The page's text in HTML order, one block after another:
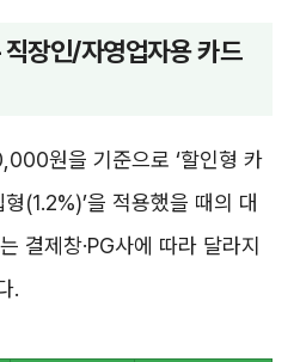
장인/자영업자용 카드
원을 기준으로 ‘할인형 카
(1.2%)’을 적용했을 때의 대
결제창·PG사에 따라 달라지
.